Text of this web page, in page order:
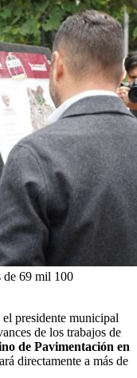
de 69 mil 100
presidente municipal
de los trabajos de
de Pavimentación en
directamente a más de